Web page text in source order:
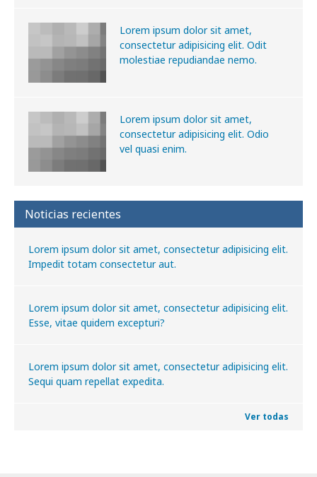
Lorem ipsum dolor sit amet,
consectetur adipisicing elit. Odit
molestiae repudiandae nemo.
Lorem ipsum dolor sit amet,
consectetur adipisicing elit. Odio
vel quasi enim.
Noticias recientes
Lorem ipsum dolor sit amet, consectetur adipisicing elit.
Impedit totam consectetur aut.
Lorem ipsum dolor sit amet, consectetur adipisicing elit.
Esse, vitae quidem excepturi?
Lorem ipsum dolor sit amet, consectetur adipisicing elit.
Sequi quam repellat expedita.
Ver todas